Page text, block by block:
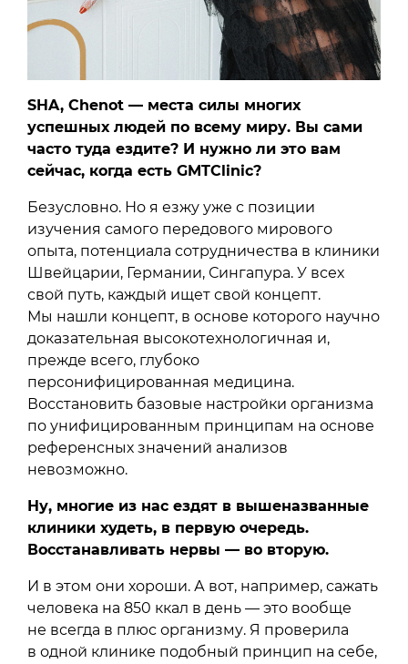
SHA, Chenot — места силы многих
успешных людей по всему миру. Вы сами
часто туда ездите? И нужно ли это вам
сейчас, когда есть GMTClinic?
Безусловно. Но я езжу уже с позиции
изучения самого передового мирового
опыта, потенциала сотрудничества в клиники
Швейцарии, Германии, Сингапура. У всех
свой путь, каждый ищет свой концепт.
Мы нашли концепт, в основе которого научно
доказательная высокотехнологичная и,
прежде всего, глубоко
персонифицированная медицина.
Восстановить базовые настройки организма
по унифицированным принципам на основе
референсных значений анализов
невозможно.
Ну, многие из нас ездят в вышеназванные
клиники худеть, в первую очередь.
Восстанавливать нервы — во вторую.
И в этом они хороши. А вот, например, сажать
человека на 850 ккал в день — это вообще
не всегда в плюс организму. Я проверила
в одной клинике подобный принцип на себе,